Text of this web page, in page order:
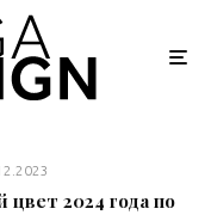
цвет 2024 года по